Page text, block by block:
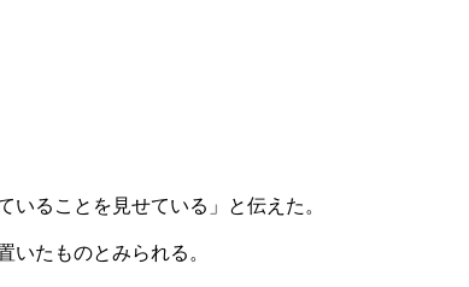
ることを見せている」と伝えた。
たものとみられる。